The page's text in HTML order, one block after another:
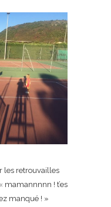
les retrouvailles
mamannnnn ! t’es
manqué ! »